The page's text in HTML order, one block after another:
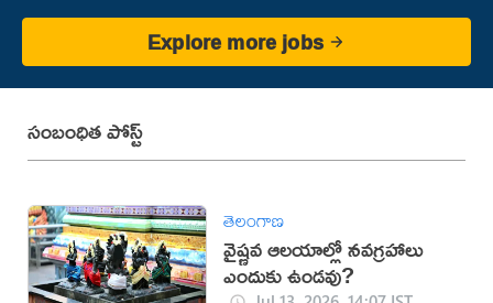
Explore more jobs
సంబంధిత పోస్ట్
తెలంగాణ
వైష్ణవ ఆలయాల్లో నవగ్రహాలు
ఎందుకు ఉండవు?